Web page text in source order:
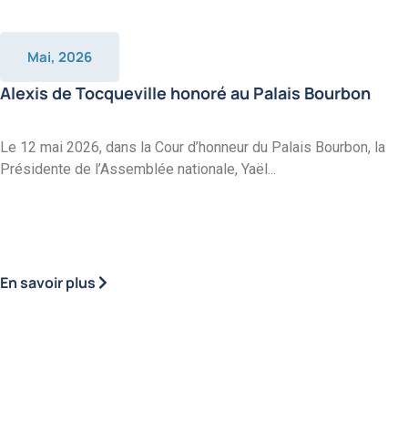
Mai, 2026
Alexis de Tocqueville honoré au Palais Bourbon
Le 12 mai 2026, dans la Cour d’honneur du Palais Bourbon, la
Présidente de l’Assemblée nationale, Yaël...
En savoir plus